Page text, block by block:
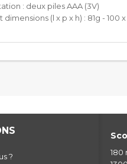
: deux piles AAA (3V)
dimensions (l x p x h) : 81g - 100 x
?
180